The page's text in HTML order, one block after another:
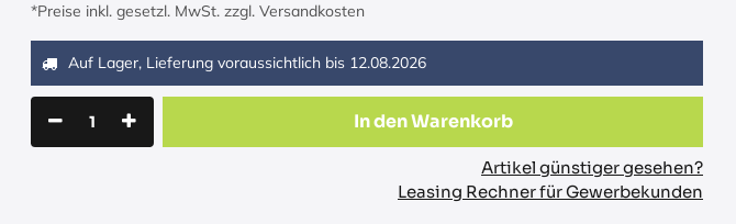
*Preise inkl. gesetzl. MwSt. zzgl. Versandkosten
Auf Lager, Lieferung voraussichtlich bis 12.08.2026
In den Warenkorb
Artikel günstiger gesehen?
Leasing Rechner für Gewerbekunden